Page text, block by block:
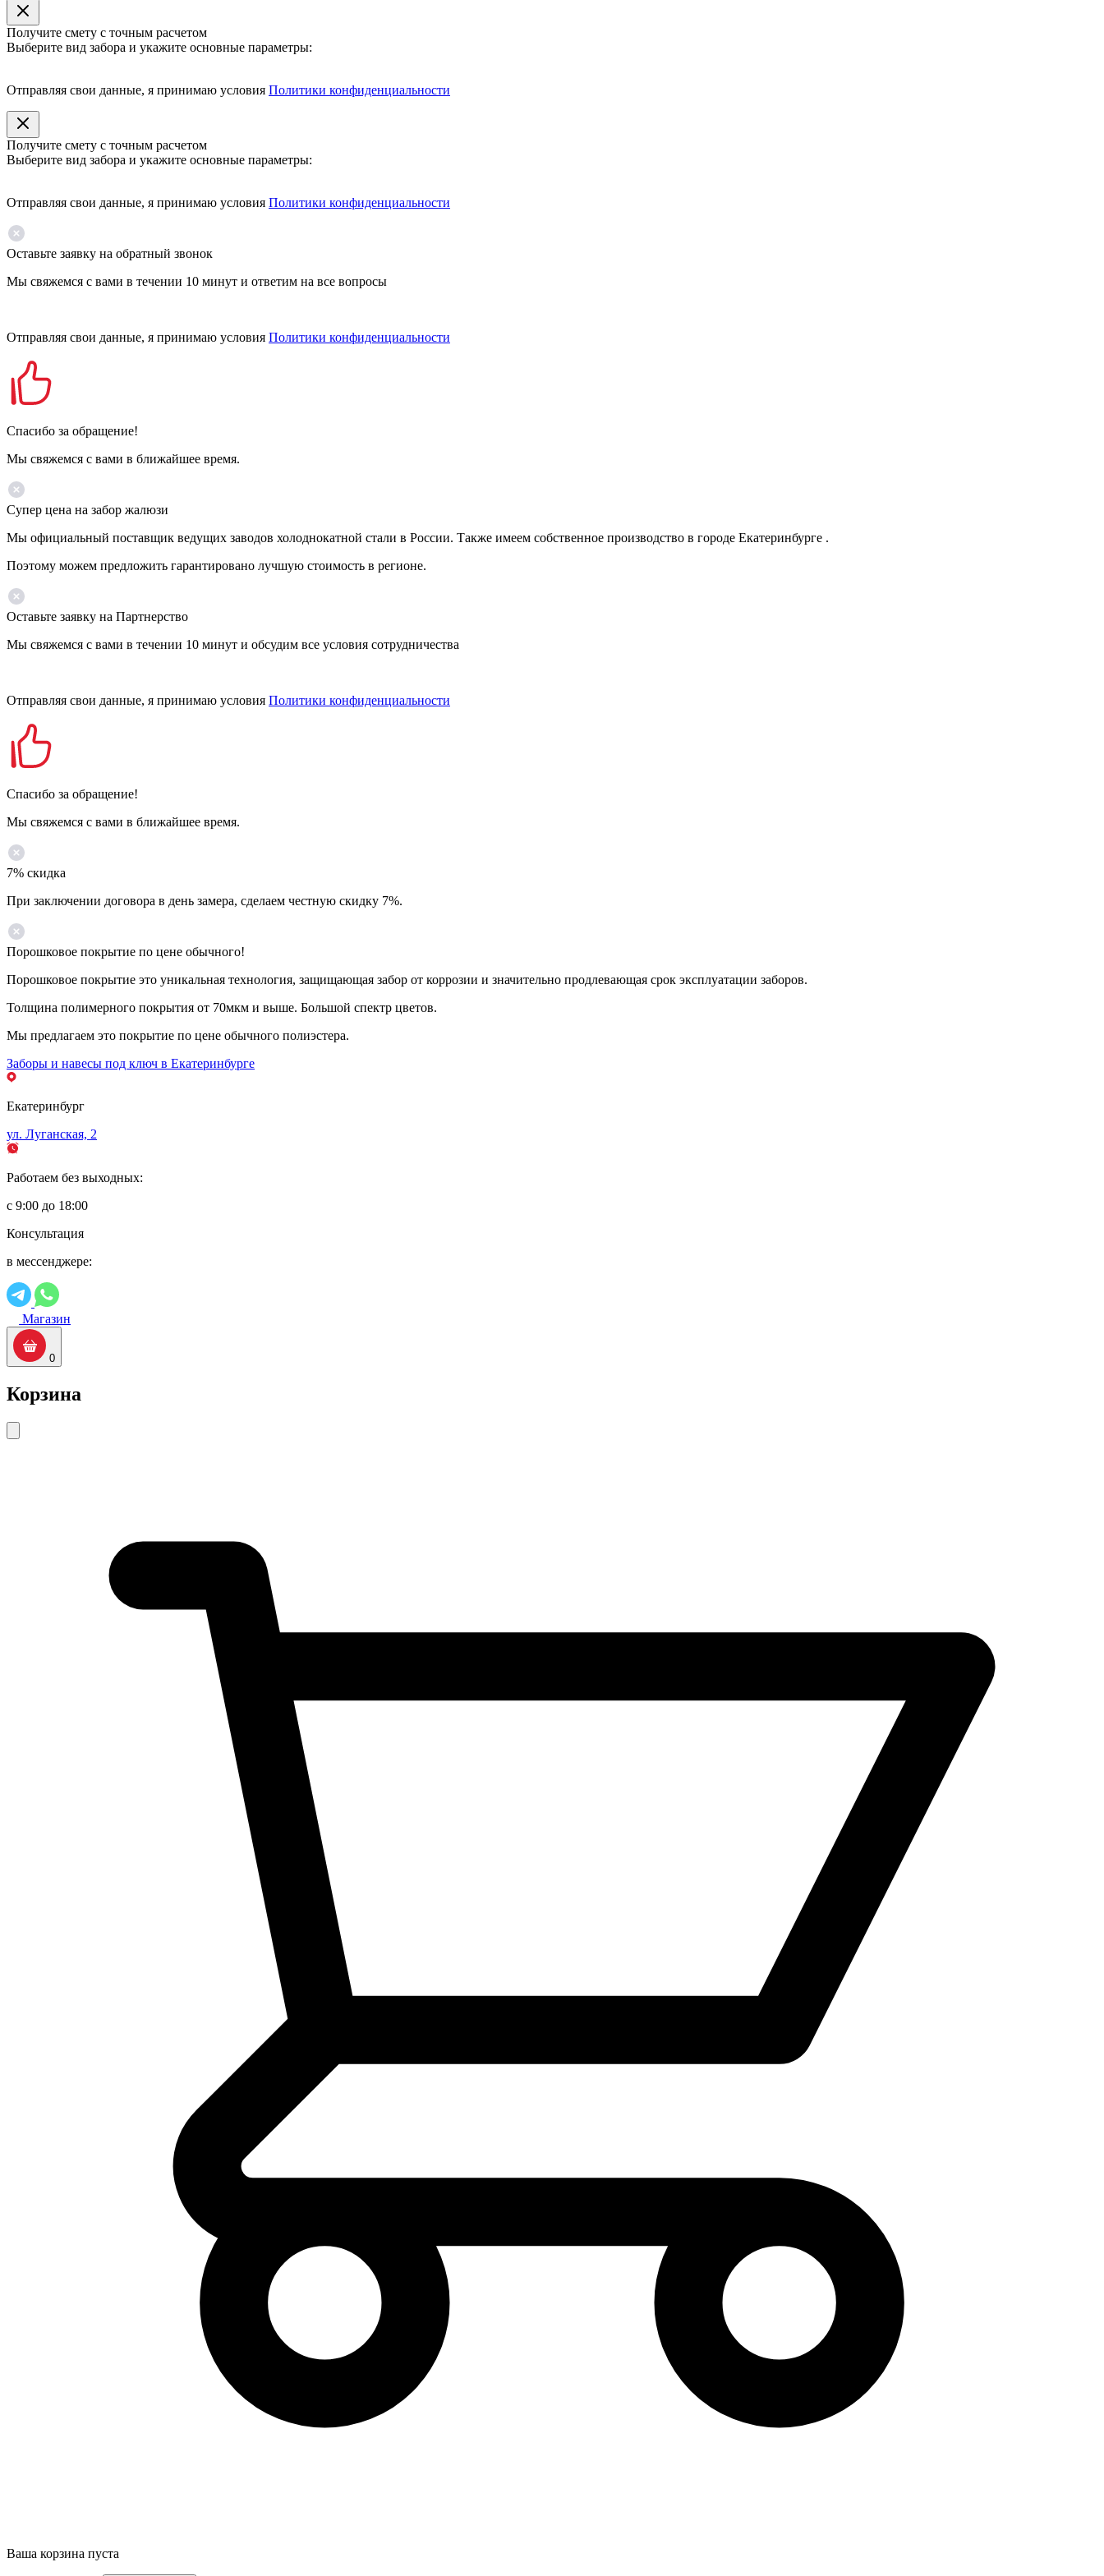
Получите смету с точным расчетом
Выберите вид забора и укажите основные параметры:
Отправляя свои данные, я принимаю условия Политики конфиденциальности
Получите смету с точным расчетом
Выберите вид забора и укажите основные параметры:
Отправляя свои данные, я принимаю условия Политики конфиденциальности
Оставьте заявку на обратный звонок
Мы свяжемся с вами в течении 10 минут и ответим на все вопросы
Отправляя свои данные, я принимаю условия Политики конфиденциальности
Спасибо за обращение!
Мы свяжемся с вами в ближайшее время.
Супер цена на забор жалюзи
Мы официальный поставщик ведущих заводов холоднокатной стали в России. Также имеем собственное производство в городе Екатеринбурге .
Поэтому можем предложить гарантировано лучшую стоимость в регионе.
Оставьте заявку на Партнерство
Мы свяжемся с вами в течении 10 минут и обсудим все условия сотрудничества
Отправляя свои данные, я принимаю условия Политики конфиденциальности
Спасибо за обращение!
Мы свяжемся с вами в ближайшее время.
7% скидка
При заключении договора в день замера, сделаем честную скидку 7%.
Порошковое покрытие по цене обычного!
Порошковое покрытие это уникальная технология, защищающая забор от коррозии и значительно продлевающая срок эксплуатации заборов.
Толщина полимерного покрытия от 70мкм и выше. Большой спектр цветов.
Мы предлагаем это покрытие по цене обычного полиэстера.
Заборы и навесы под ключ в Екатеринбурге
Екатеринбург
ул. Луганская, 2
Работаем без выходных:
с 9:00 до 18:00
Консультация
в мессенджере:
Магазин
0
Корзина
Ваша корзина пуста